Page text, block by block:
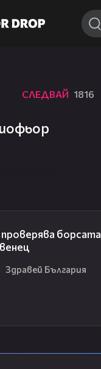
СЛЕДВАЙ 1816
борсата
Здравей България